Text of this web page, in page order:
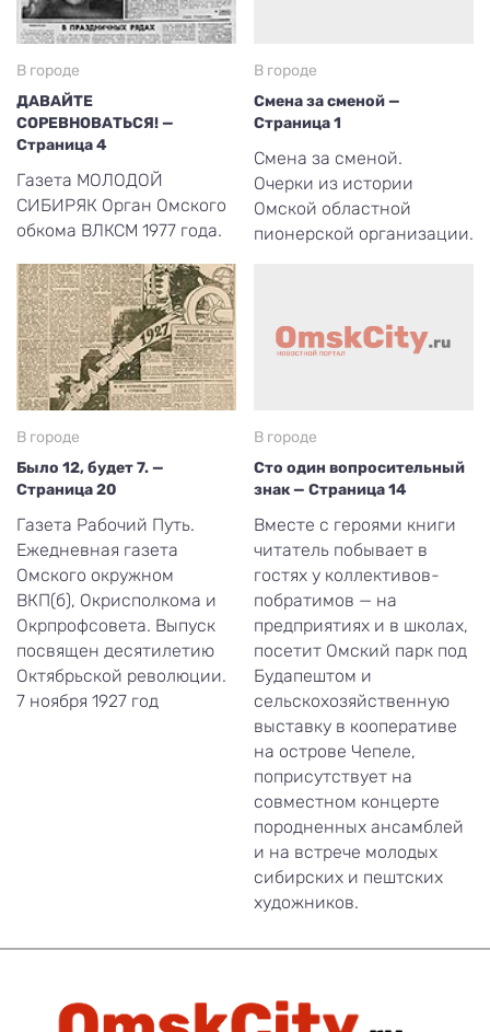
В городе
ДАВАЙТЕ
СОРЕВНОВАТЬСЯ! —
Страница 4
Газета МОЛОДОЙ
СИБИРЯК Орган Омского
обкома ВЛКСМ 1977 года.
В городе
Смена за сменой —
Страница 1
Смена за сменой.
Очерки из истории
Омской областной
пионерской организации.
В городе
Было 12, будет 7. —
Страница 20
Газета Рабочий Путь.
Ежедневная газета
Омского окружном
ВКП(б), Окрисполкома и
Окрпрофсовета. Выпуск
посвящен десятилетию
Октябрьской революции.
7 ноября 1927 год
В городе
Сто один вопросительный
знак — Страница 14
Вместе с героями книги
читатель побывает в
гостях у коллективов-
побратимов — на
предприятиях и в школах,
посетит Омский парк под
Будапештом и
сельскохозяйственную
выставку в кооперативе
на острове Чепеле,
поприсутствует на
совместном концерте
породненных ансамблей
и на встрече молодых
сибирских и пештских
художников.